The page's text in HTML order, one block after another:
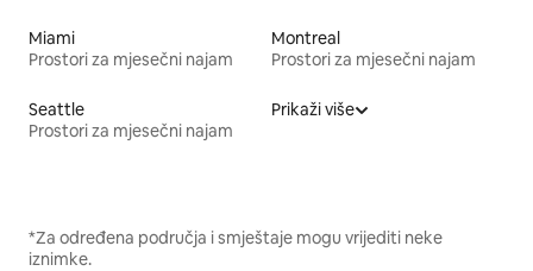
Miami
Prostori za mjesečni najam
Montreal
Prostori za mjesečni najam
Seattle
Prostori za mjesečni najam
Prikaži više
*Za određena područja i smještaje mogu vrijediti neke
iznimke.